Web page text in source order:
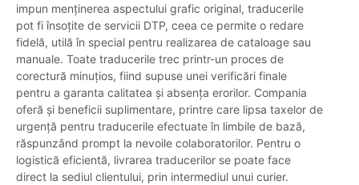
impun menținerea aspectului grafic original, traducerile
pot fi însoțite de servicii DTP, ceea ce permite o redare
fidelă, utilă în special pentru realizarea de cataloage sau
manuale. Toate traducerile trec printr-un proces de
corectură minuțios, fiind supuse unei verificări finale
pentru a garanta calitatea și absența erorilor. Compania
oferă și beneficii suplimentare, printre care lipsa taxelor de
urgență pentru traducerile efectuate în limbile de bază,
răspunzând prompt la nevoile colaboratorilor. Pentru o
logistică eficientă, livrarea traducerilor se poate face
direct la sediul clientului, prin intermediul unui curier.